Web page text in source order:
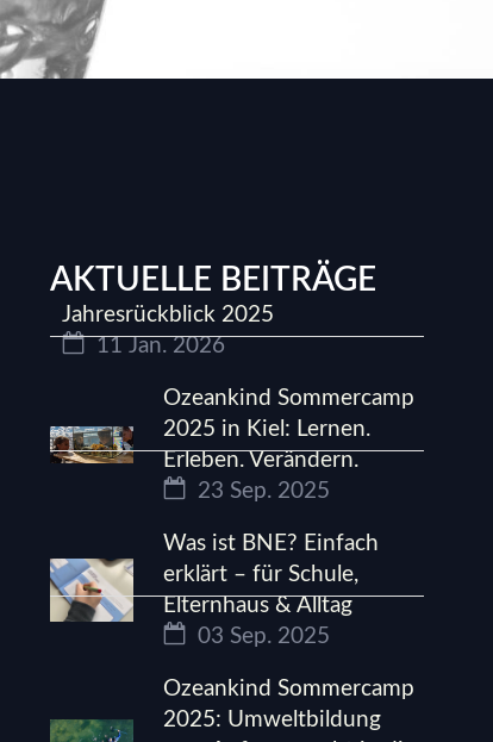
AKTUELLE BEITRÄGE
Jahresrückblick 2025
11 Jan. 2026
Ozeankind Sommercamp
2025 in Kiel: Lernen.
Erleben. Verändern.
23 Sep. 2025
Was ist BNE? Einfach
erklärt – für Schule,
Elternhaus & Alltag
03 Sep. 2025
Ozeankind Sommercamp
2025: Umweltbildung